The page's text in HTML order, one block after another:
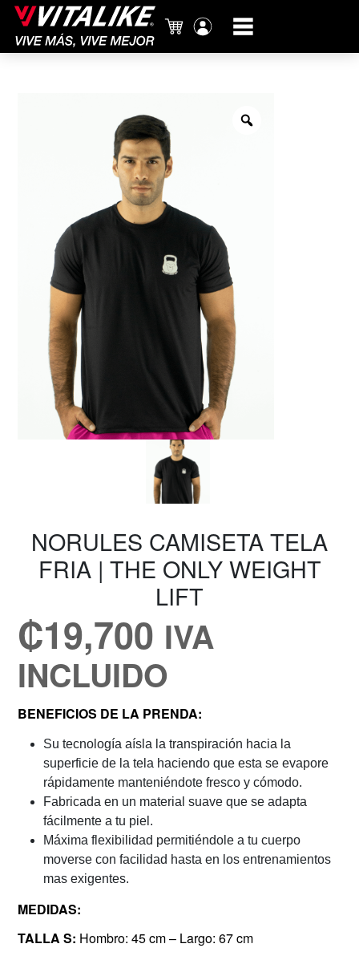
Carrito
cuenta
NORULES CAMISETA TELA
FRIA | THE ONLY WEIGHT
LIFT
₡19,700 IVA
INCLUIDO
BENEFICIOS DE LA PRENDA:
Su tecnología aísla la transpiración hacia la
superficie de la tela haciendo que esta se evapore
rápidamente manteniéndote fresco y cómodo.
Fabricada en un material suave que se adapta
fácilmente a tu piel.
Máxima flexibilidad permitiéndole a tu cuerpo
moverse con facilidad hasta en los entrenamientos
mas exigentes.
MEDIDAS:
TALLA S: Hombro: 45 cm – Largo: 67 cm